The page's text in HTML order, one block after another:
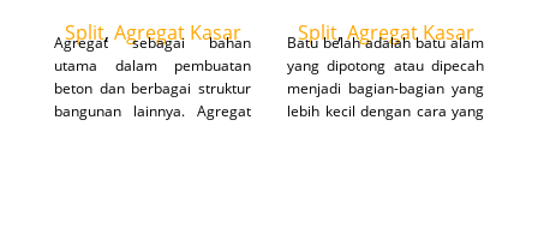
Split, Agregat Kasar
Agregat sebagai bahan
utama dalam pembuatan
beton dan berbagai struktur
bangunan lainnya. Agregat
Split,Agregat Kasar
Batu belah adalah batu alam
yang dipotong atau dipecah
menjadi bagian-bagian yang
lebih kecil dengan cara yang